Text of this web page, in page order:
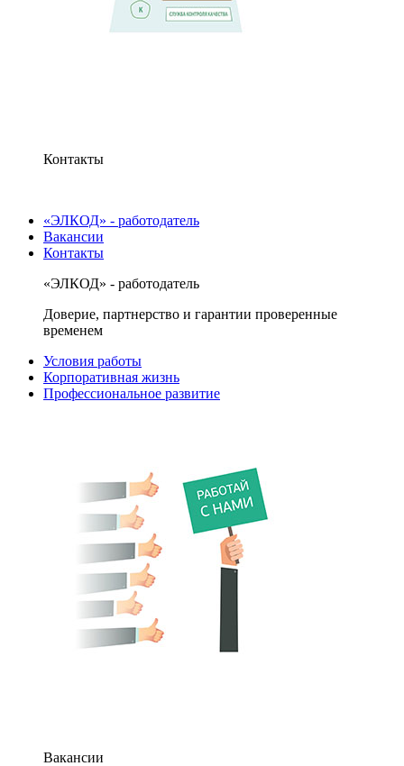
Контакты
«ЭЛКОД» - работодатель
Вакансии
Контакты
«ЭЛКОД» - работодатель
Доверие, партнерство и гарантии проверенные
временем
Условия работы
Корпоративная жизнь
Профессиональное развитие
Вакансии